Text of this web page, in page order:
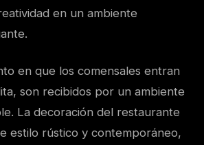
en un ambiente
en que los comensales entran
son recibidos por un ambiente
La decoración del restaurante
estilo rústico y contemporáneo,